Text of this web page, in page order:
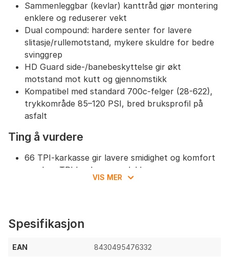
Sammenleggbar (kevlar) kanttråd gjør montering
enklere og reduserer vekt
Dual compound: hardere senter for lavere
slitasje/rullemotstand, mykere skuldre for bedre
svinggrep
HD Guard side-/banebeskyttelse gir økt
motstand mot kutt og gjennomstikk
Kompatibel med standard 700c-felger (28-622),
trykkområde 85–120 PSI, bred bruksprofil på
asfalt
Ting å vurdere
66 TPI-karkasse gir lavere smidighet og komfort
enn høy-TPI konkurransedekk
Ikke oppgitt som tubeless-kompatibelt, som
TL-dekk
Manglende uavhengige rulle- og grepstester gjør
relativ ytelse mot toppdekk usikker
VIS MER
Spesifikasjon
EAN 8430495476332